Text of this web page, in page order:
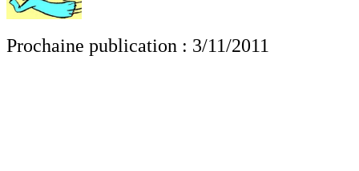
Prochaine publication : 3/11/2011